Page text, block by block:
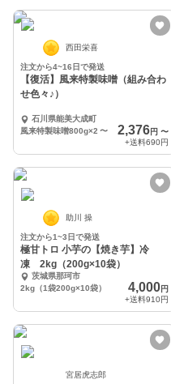
西田栄喜
注文から4~16日で発送
【復活】風来特製味噌（組み合わ
せ色々♪）
石川県能美大成町
風来特製味噌800g×2 〜 2,376円 〜
+送料690円
助川 操
注文から1~3日で発送
極甘トロ 小芋の【焼き芋】冷
凍 2kg（200g×10袋）
茨城県那珂市
2kg（1袋200g×10袋）
4,000円
+送料910円
宮居虎志郎